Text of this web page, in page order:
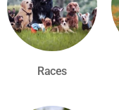
Races